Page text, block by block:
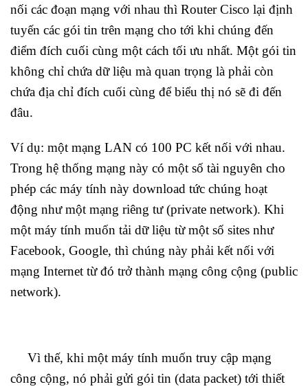
nối các đoạn mạng với nhau thì Router Cisco lại định
tuyến các gói tin trên mạng cho tới khi chúng đến
điểm đích cuối cùng một cách tối ưu nhất. Một gói tin
không chỉ chứa dữ liệu mà quan trọng là phải còn
chứa địa chỉ đích cuối cùng để biểu thị nó sẽ đi đến
đâu.
Ví dụ: một mạng LAN có 100 PC kết nối với nhau.
Trong hệ thống mạng này có một số tài nguyên cho
phép các máy tính này download tức chúng hoạt
động như một mạng riêng tư (private network). Khi
một máy tính muốn tải dữ liệu từ một số sites như
Facebook, Google, thì chúng này phải kết nối với
mạng Internet từ đó trở thành mạng công cộng (public
network).
Vì thế, khi một máy tính muốn truy cập mạng
công cộng, nó phải gửi gói tin (data packet) tới thiết